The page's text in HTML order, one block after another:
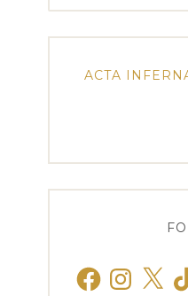
ACTA
FacebookInstagram
X